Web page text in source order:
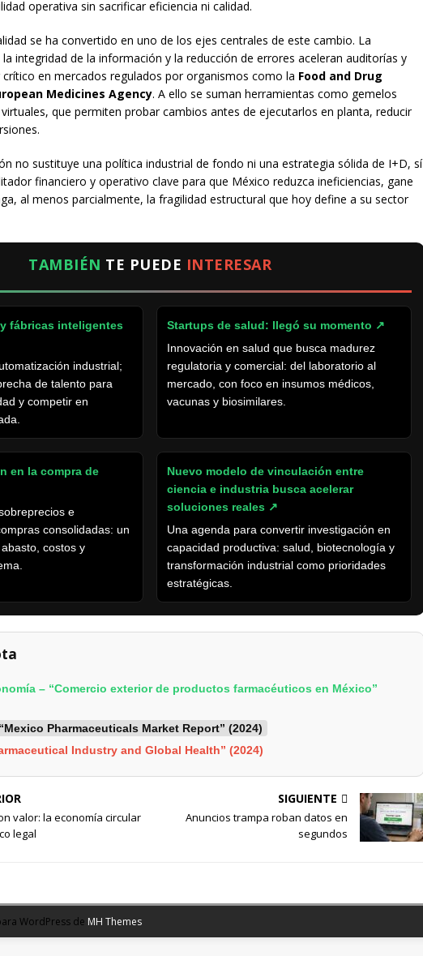
operativa sin sacrificar eficiencia ni calidad.
se ha convertido en uno de los ejes centrales de este cambio. La
integridad de la información y la reducción de errores aceleran auditorías y
en mercados regulados por organismos como la Food and Drug
Medicines Agency. A ello se suman herramientas como gemelos
que permiten probar cambios antes de ejecutarlos en planta, reducir
no sustituye una política industrial de fondo ni una estrategia sólida de I+D, sí
financiero y operativo clave para que México reduzca ineficiencias, gane
al menos parcialmente, la fragilidad estructural que hoy define a su sector
TAMBIÉN TE PUEDE INTERESAR
fábricas inteligentes
industrial;
de talento para
y competir en
Startups de salud: llegó su momento ↗
Innovación en salud que busca madurez
regulatoria y comercial: del laboratorio al
mercado, con foco en insumos médicos,
vacunas y biosimilares.
en la compra de
e
consolidadas: un
costos y
Nuevo modelo de vinculación entre
ciencia e industria busca acelerar
soluciones reales ↗
Una agenda para convertir investigación en
capacidad productiva: salud, biotecnología y
transformación industrial como prioridades
estratégicas.
– “Comercio exterior de productos farmacéuticos en México”
Pharmaceuticals Market Report” (2024)
Industry and Global Health” (2024)
valor: la economía circular
legal
SIGUIENTE
Anuncios trampa roban datos en
segundos
WordPress de MH Themes